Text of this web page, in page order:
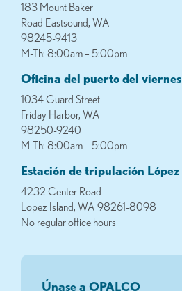
183 Mount Baker
Road Eastsound, WA
98245-9413
M-Th: 8:00am – 5:00pm
Oficina del puerto del viernes
1034 Guard Street
Friday Harbor, WA
98250-9240
M-Th: 8:00am – 5:00pm
Estación de tripulación López
4232 Center Road
Lopez Island, WA 98261-8098
No regular office hours
Únase a OPALCO